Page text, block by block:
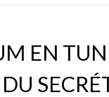
EN